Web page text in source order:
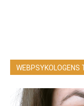
WEBPSYKOLOGENS